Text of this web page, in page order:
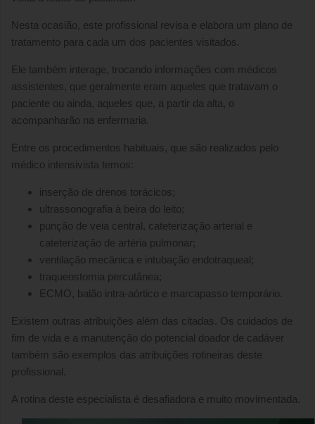
Nesta ocasião, este profissional revisa e elabora um plano de
tratamento para cada um dos pacientes visitados.
Ele também interage, trocando informações com médicos
assistentes, que geralmente eram aqueles que tratavam o
paciente ou ainda, aqueles que, a partir da alta, o
acompanharão na enfermaria.
Entre os procedimentos habituais, que são realizados pelo
médico intensivista temos:
inserção de drenos torácicos;
ultrassonografia à beira do leito;
punção de veia central, cateterização arterial e
cateterização de artéria pulmonar;
ventilação mecânica e intubação endotraqueal;
traqueostomia percutânea;
ECMO, balão intra-aórtico e marcapasso temporário.
Existem outras atribuições além das citadas. Os cuidados de
fim de vida e a manutenção do potencial doador de cadáver
também são exemplos das atribuições rotineiras deste
profissional.
A rotina deste especialista é desafiadora e muito movimentada.